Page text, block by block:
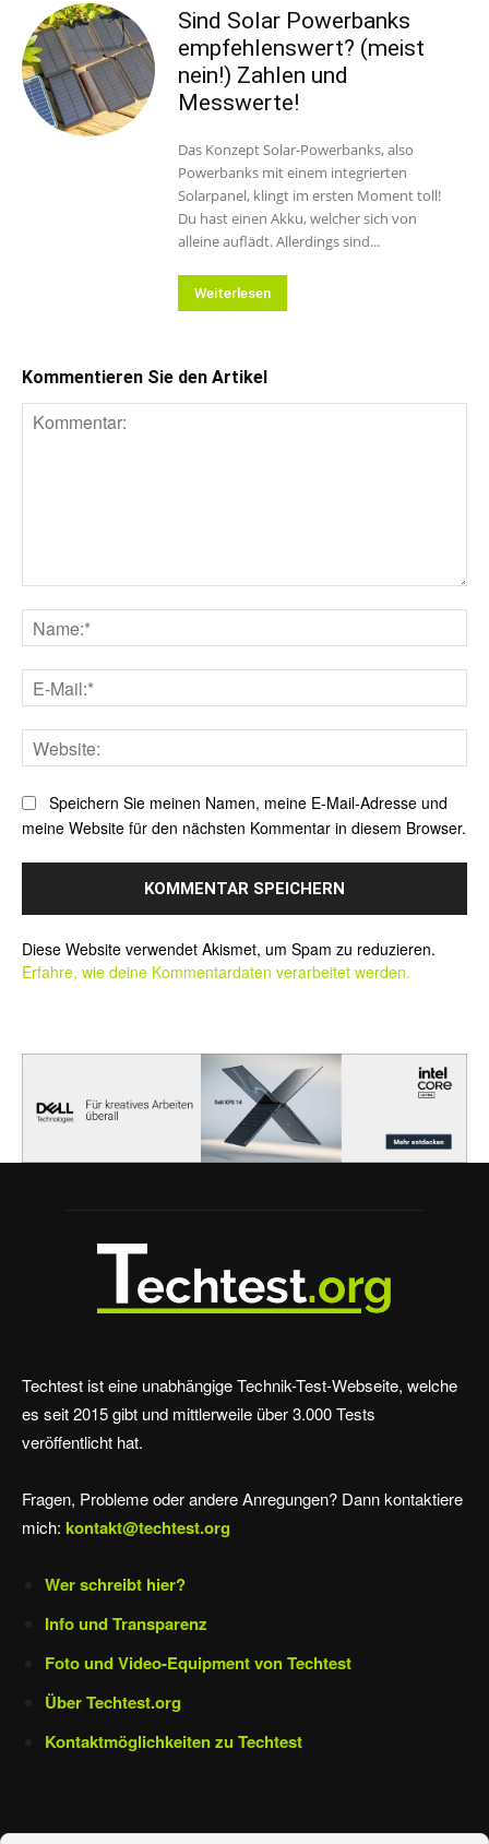
Sind Solar Powerbanks
empfehlenswert? (meist
nein!) Zahlen und
Messwerte!
Das Konzept Solar-Powerbanks, also
Powerbanks mit einem integrierten
Solarpanel, klingt im ersten Moment toll!
Du hast einen Akku, welcher sich von
alleine auflädt. Allerdings sind...
Weiterlesen
Kommentieren Sie den Artikel
Speichern Sie meinen Namen, meine E-Mail-Adresse und
meine Website für den nächsten Kommentar in diesem Browser.
Diese Website verwendet Akismet, um Spam zu reduzieren.
Erfahre, wie deine Kommentardaten verarbeitet werden.
Techtest ist eine unabhängige Technik-Test-Webseite, welche
es seit 2015 gibt und mittlerweile über 3.000 Tests
veröffentlicht hat.
Fragen, Probleme oder andere Anregungen? Dann kontaktiere
mich: kontakt@techtest.org
Wer schreibt hier?
Info und Transparenz
Foto und Video-Equipment von Techtest
Über Techtest.org
Kontaktmöglichkeiten zu Techtest